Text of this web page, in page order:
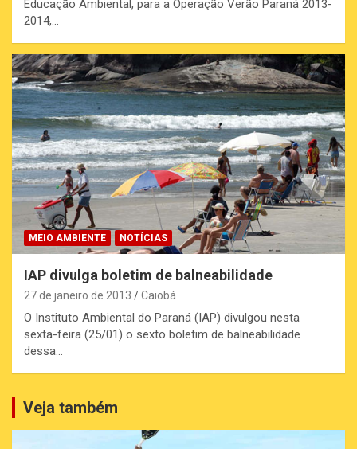
Educação Ambiental, para a Operação Verão Paraná 2013-
2014,…
MEIO AMBIENTE NOTÍCIAS
IAP divulga boletim de balneabilidade
27 de janeiro de 2013 Caiobá
O Instituto Ambiental do Paraná (IAP) divulgou nesta
sexta-feira (25/01) o sexto boletim de balneabilidade
dessa…
Veja também